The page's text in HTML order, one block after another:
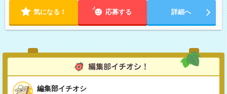
気になる！ 応募する 詳細へ
編集部イチオシ